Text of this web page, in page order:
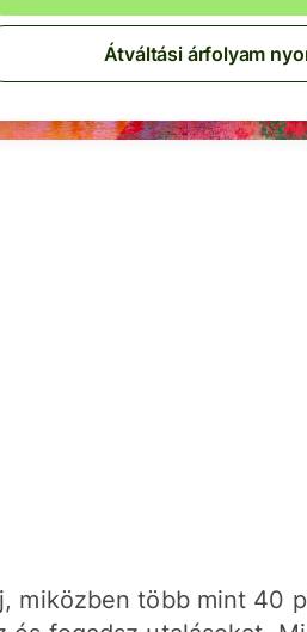
Átváltási árfolyam
miközben több mint 40